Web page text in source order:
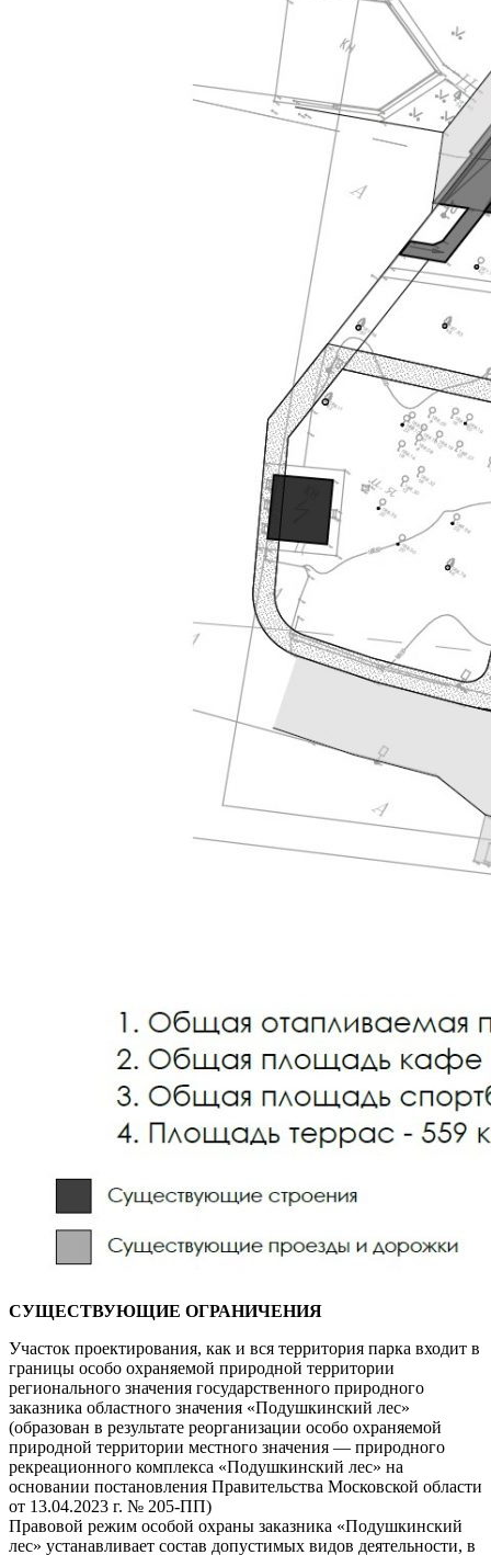
СУЩЕСТВУЮЩИЕ ОГРАНИЧЕНИЯ
Участок проектирования, как и вся территория парка входит в
границы особо охраняемой природной территории
регионального значения государственного природного
заказника областного значения «Подушкинский лес»
(образован в результате реорганизации особо охраняемой
природной территории местного значения — природного
рекреационного комплекса «Подушкинский лес» на
основании постановления Правительства Московской области
от 13.04.2023 г. № 205-ПП)
Правовой режим особой охраны заказника «Подушкинский
лес» устанавливает состав допустимых видов деятельности, в